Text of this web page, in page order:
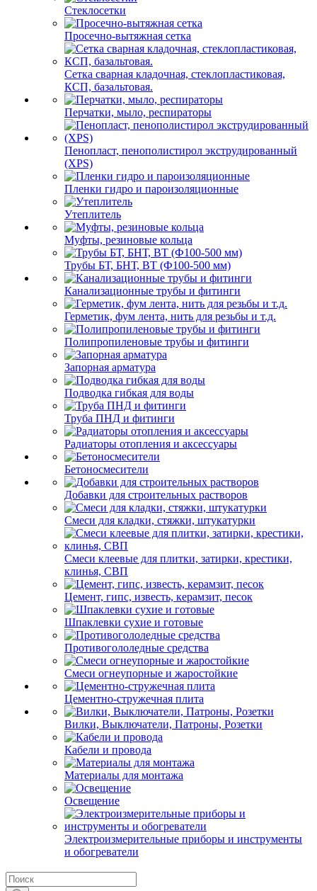
Стеклосетки
Просечно-вытяжная сетка
Сетка сварная кладочная, стеклопластиковая,
КСП, базальтовая.
Перчатки, мыло, респираторы
Пенопласт, пенополистирол экструдированный
(XPS)
Пленки гидро и пароизоляционные
Утеплитель
Муфты, резиновые кольца
Трубы БТ, БНТ, ВТ (Ф100-500 мм)
Канализационные трубы и фитинги
Герметик, фум лента, нить для резьбы и т.д.
Полипропиленовые трубы и фитинги
Запорная арматура
Подводка гибкая для воды
Труба ПНД и фитинги
Радиаторы отопления и аксессуары
Бетоносмесители
Добавки для строительных растворов
Смеси для кладки, стяжки, штукатурки
Смеси клеевые для плитки, затирки, крестики,
клинья, СВП
Цемент, гипс, известь, керамзит, песок
Шпаклевки сухие и готовые
Противогололедные средства
Смеси огнеупорные и жаростойкие
Цементно-стружечная плита
Вилки, Выключатели, Патроны, Розетки
Кабели и провода
Материалы для монтажа
Освещение
Электроизмерительные приборы и инструменты
и обогреватели